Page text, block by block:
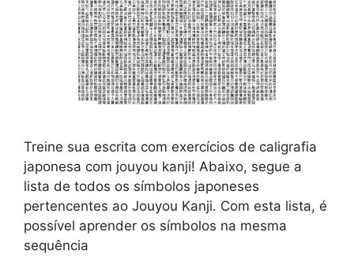
Treine sua escrita com exercícios de caligrafia
japonesa com jouyou kanji! Abaixo, segue a
lista de todos os símbolos japoneses
pertencentes ao Jouyou Kanji. Com esta lista, é
possível aprender os símbolos na mesma
sequência